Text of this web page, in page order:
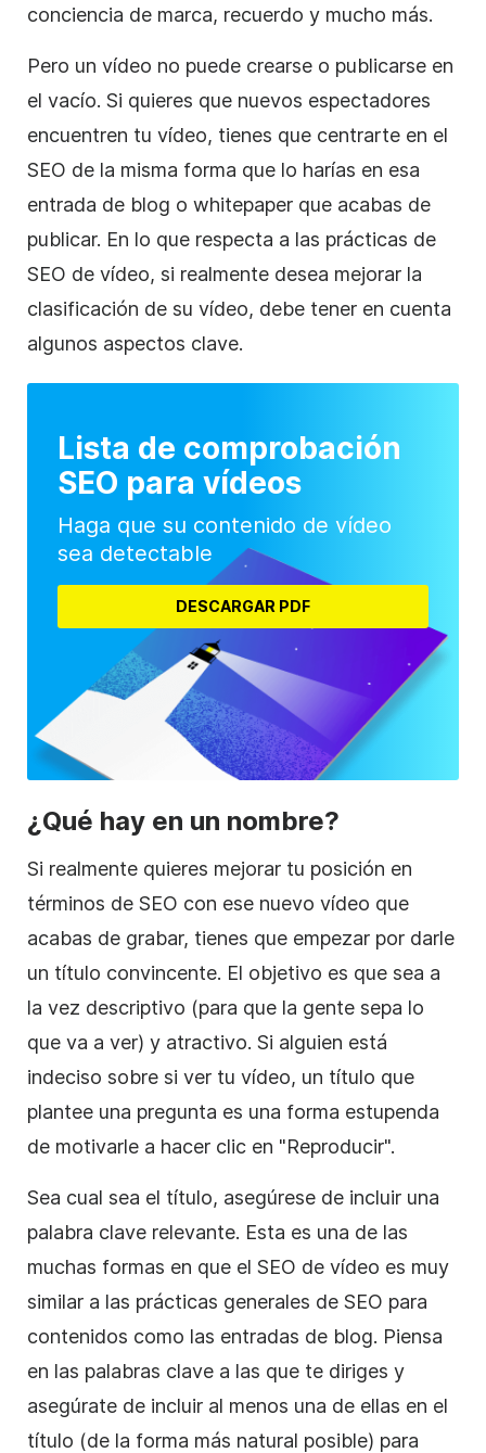
conciencia de marca, recuerdo y mucho más.
Pero un vídeo no puede crearse o publicarse en
el vacío. Si quieres que nuevos espectadores
encuentren tu vídeo, tienes que centrarte en el
SEO de la misma forma que lo harías en esa
entrada de blog o whitepaper que acabas de
publicar. En lo que respecta a las prácticas de
SEO de vídeo, si realmente desea mejorar la
clasificación de su vídeo, debe tener en cuenta
algunos aspectos clave.
Lista de comprobación
SEO para vídeos
Haga que su contenido de vídeo
sea detectable
DESCARGAR PDF
¿Qué hay en un nombre?
Si realmente quieres mejorar tu posición en
términos de SEO con ese nuevo vídeo que
acabas de grabar, tienes que empezar por darle
un título convincente. El objetivo es que sea a
la vez descriptivo (para que la gente sepa lo
que va a ver) y atractivo. Si alguien está
indeciso sobre si ver tu vídeo, un título que
plantee una pregunta es una forma estupenda
de motivarle a hacer clic en "Reproducir".
Sea cual sea el título, asegúrese de incluir una
palabra clave relevante. Esta es una de las
muchas formas en que el SEO de vídeo es muy
similar a las prácticas generales de SEO para
contenidos como las entradas de blog. Piensa
en las palabras clave a las que te diriges y
asegúrate de incluir al menos una de ellas en el
título (de la forma más natural posible) para